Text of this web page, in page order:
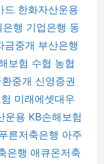
드 한화자산운용
은행 기업은행 동
금중개 부산은행
보험 수협 농협
중개 신영증권
미래에셋대우
운용 KB손해보험
른저축은행 아주
은행 애큐온저축